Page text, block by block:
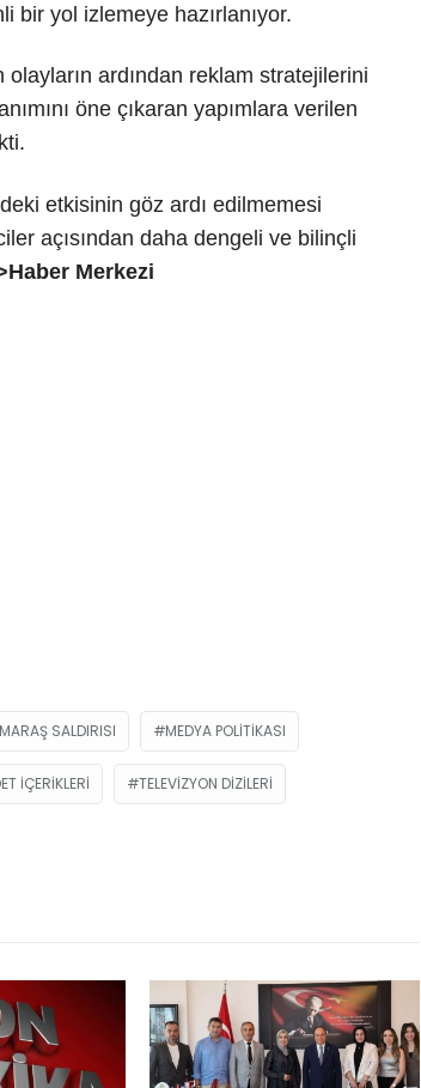
bir yol izlemeye hazırlanıyor.
ardından reklam stratejilerini
öne çıkaran yapımlara verilen
etkisinin göz ardı edilmemesi
açısından daha dengeli ve bilinçli
Merkezi
SALDIRISI MEDYA POLITIKASI
IÇERIKLERI TELEVIZYON DIZILERI